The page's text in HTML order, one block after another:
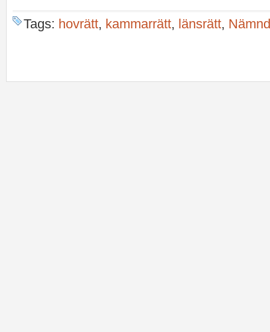
Tags: hovrätt, kammarrätt, länsrätt,